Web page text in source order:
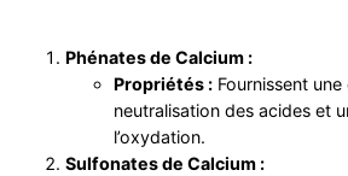
Phénates de Calcium :
Propriétés : Fournissent
neutralisation des acides et
l’oxydation.
Sulfonates de Calcium :